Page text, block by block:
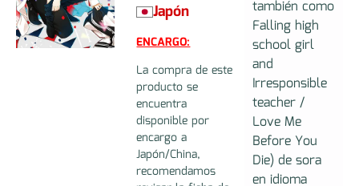
Japón
ENCARGO:
La compra de este
producto se
encuentra
disponible por
encargo a
Japón/China,
recomendamos
también como
Falling high
school girl
and
Irresponsible
teacher /
Love Me
Before You
Die) de sora
en idioma